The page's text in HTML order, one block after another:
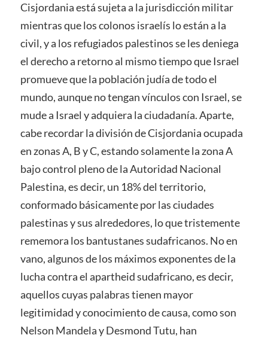
Cisjordania está sujeta a la jurisdicción militar
mientras que los colonos israelís lo están a la
civil, y a los refugiados palestinos se les deniega
el derecho a retorno al mismo tiempo que Israel
promueve que la población judía de todo el
mundo, aunque no tengan vínculos con Israel, se
mude a Israel y adquiera la ciudadanía. Aparte,
cabe recordar la división de Cisjordania ocupada
en zonas A, B y C, estando solamente la zona A
bajo control pleno de la Autoridad Nacional
Palestina, es decir, un 18% del territorio,
conformado básicamente por las ciudades
palestinas y sus alrededores, lo que tristemente
rememora los bantustanes sudafricanos. No en
vano, algunos de los máximos exponentes de la
lucha contra el apartheid sudafricano, es decir,
aquellos cuyas palabras tienen mayor
legitimidad y conocimiento de causa, como son
Nelson Mandela y Desmond Tutu, han